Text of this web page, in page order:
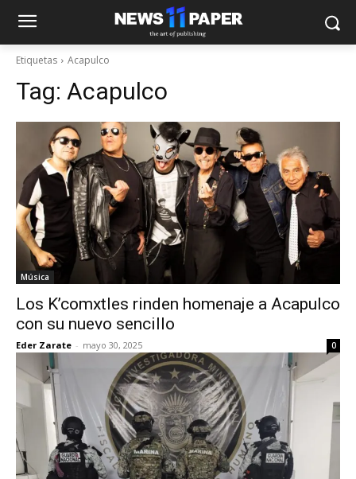
Etiquetas Acapulco
Tag: Acapulco
Música
Los K’comxtles rinden homenaje a Acapulco
con su nuevo sencillo
Eder Zarate - mayo 30, 2025 0